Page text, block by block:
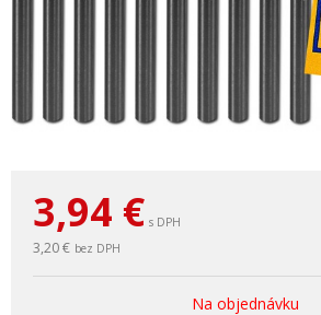
3,94 € s DPH
3,20 € bez DPH
Na objednávku